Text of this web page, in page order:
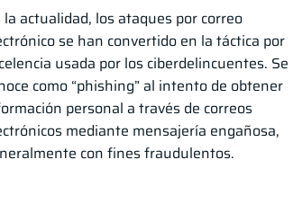
la actualidad, los ataques por correo
se han convertido en la táctica por
usada por los ciberdelincuentes. Se
como “phishing” al intento de obtener
personal a través de correos
mediante mensajería engañosa,
con fines fraudulentos.